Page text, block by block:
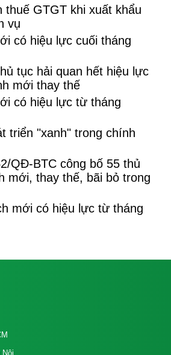
thuế GTGT khi xuất khẩu
vụ
có hiệu lực cuối tháng
tục hải quan hết hiệu lực
mới thay thế
có hiệu lực từ tháng
triển "xanh" trong chính
QĐ-BTC công bố 55 thủ
mới, thay thế, bãi bỏ trong
mới có hiệu lực từ tháng
Nội